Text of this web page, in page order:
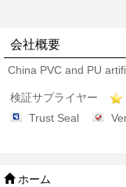
会社概要
China PVC and PU
検証サプライヤー
Trust Seal
ホーム